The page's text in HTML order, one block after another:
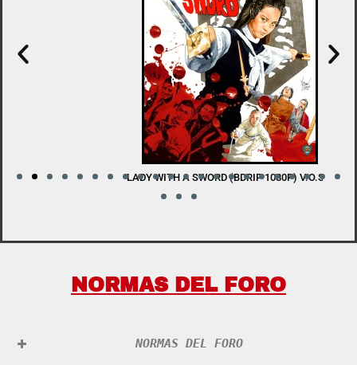
LADY WITH A SWORD (BDRIP 1080P) V.O.S.E
NORMAS DEL FORO
NORMAS DEL FORO